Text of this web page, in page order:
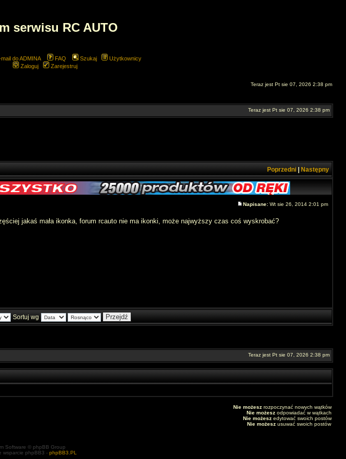
serwisu RC AUTO
do ADMINA FAQ Szukaj
Użytkownicy
Zaloguj
Zarejestruj
Teraz jest Pt sie 07, 2026 2:38 pm
Teraz jest Pt sie 07, 2026 2:38 pm
Poprzedni Następny
Napisane: Wt sie 26, 2014 2:01 pm
jakaś mała ikonka, forum rcauto nie ma ikonki, może najwyższy czas coś wyskrobać?
Sortuj wg
Teraz jest Pt sie 07, 2026 2:38 pm
Nie możesz rozpoczynać nowych wątków
Nie możesz odpowiadać w wątkach
Nie możesz edytować swoich postów
Nie możesz usuwać swoich postów
Software © phpBB Group
wsparcie phpBB3 - phpBB3.PL